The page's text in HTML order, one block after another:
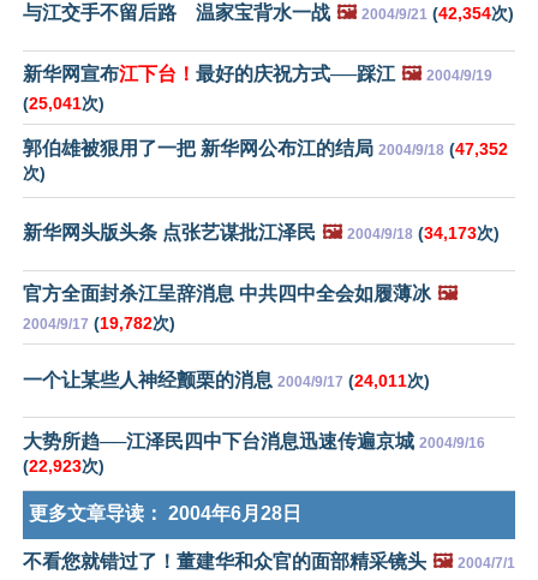
与江交手不留后路 温家宝背水一战 🖼️ 2004/9/21 (42,354次)
新华网宣布江下台！ 最好的庆祝方式──踩江 🖼️ 2004/9/19
(25,041次)
郭伯雄被狠用了一把 新华网公布江的结局 2004/9/18 (47,352
次)
新华网头版头条 点张艺谋批江泽民 🖼️ 2004/9/18 (34,173次)
官方全面封杀江呈辞消息 中共四中全会如履薄冰 🖼️
2004/9/17 (19,782次)
一个让某些人神经颤栗的消息 2004/9/17 (24,011次)
大势所趋──江泽民四中下台消息迅速传遍京城 2004/9/16
(22,923次)
更多文章导读： 2004年6月28日
不看您就错过了！董建华和众官的面部精采镜头 🖼️ 2004/7/1